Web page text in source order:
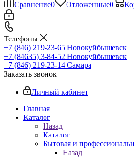
Сравнение0 Отложенные0
Телефоны
+7 (846) 219-23-65 Новокуйбышевск
+7 (84635) 3-84-52 Новокуйбышевск
+7 (846) 219-23-14 Самара
Заказать звонок
Личный кабинет
Главная
Каталог
Назад
Каталог
Бытовая и
Назад